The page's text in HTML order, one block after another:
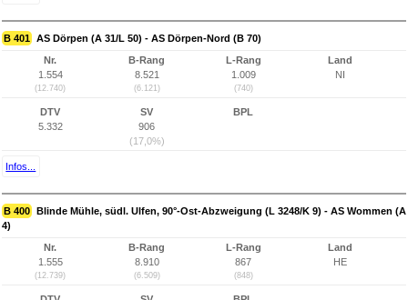
B 401 AS Dörpen (A 31/L 50) - AS Dörpen-Nord (B 70)
Nr.
1.554
(12.740)
B-Rang
8.521
(6.121)
L-Rang
1.009
(740)
Land
NI
DTV
5.332
SV
906
(17,0%)
BPL
Infos...
B 400 Blinde Mühle, südl. Ulfen, 90°-Ost-Abzweigung (L 3248/K 9) - AS Wommen (A
4)
Nr.
1.555
(12.739)
B-Rang
8.910
(6.509)
L-Rang
867
(848)
Land
HE